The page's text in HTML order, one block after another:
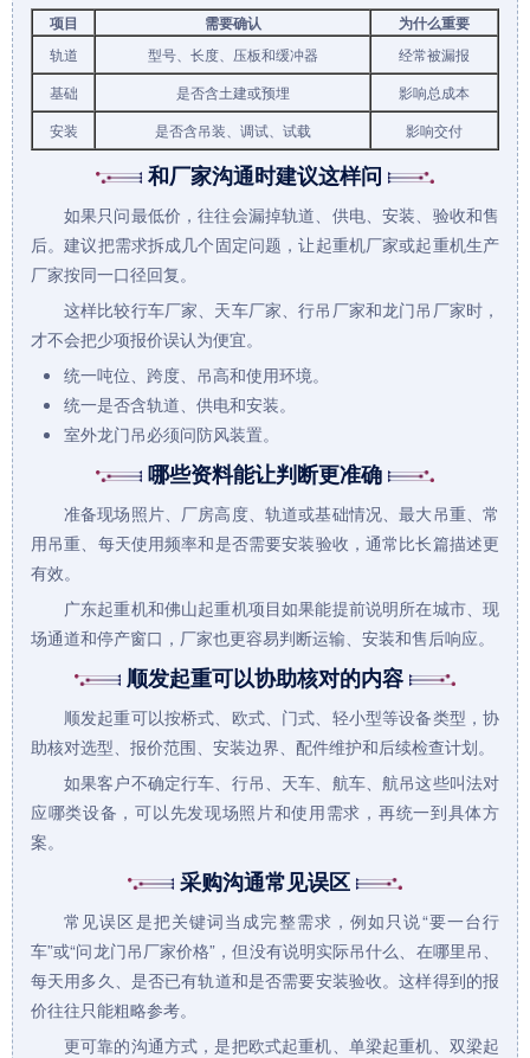
项目 需要确认 为什么重要
轨道 型号、长度、压板和缓冲器
经常被漏报
基础
是否含土建或预埋
影响总成本
安装
是否含吊装、调试、试载 影响交付
和厂家沟通时建议这样问
如果只问最低价，往往会漏掉轨道、供电、安装、验收和售
后。建议把需求拆成几个固定问题，让起重机厂家或起重机生产
厂家按同一口径回复。
这样比较行车厂家、天车厂家、行吊厂家和龙门吊厂家时，
才不会把少项报价误认为便宜。
统一吨位、跨度、吊高和使用环境。
统一是否含轨道、供电和安装。
室外龙门吊必须问防风装置。
哪些资料能让判断更准确
准备现场照片、厂房高度、轨道或基础情况、最大吊重、常
用吊重、每天使用频率和是否需要安装验收，通常比长篇描述更
有效。
广东起重机和佛山起重机项目如果能提前说明所在城市、现
场通道和停产窗口，厂家也更容易判断运输、安装和售后响应。
顺发起重可以协助核对的内容
顺发起重可以按桥式、欧式、门式、轻小型等设备类型，协
助核对选型、报价范围、安装边界、配件维护和后续检查计划。
如果客户不确定行车、行吊、天车、航车、航吊这些叫法对
应哪类设备，可以先发现场照片和使用需求，再统一到具体方
案。
采购沟通常见误区
常见误区是把关键词当成完整需求，例如只说“要一台行
车”或“问龙门吊厂家价格”，但没有说明实际吊什么、在哪里吊、
每天用多久、是否已有轨道和是否需要安装验收。这样得到的报
价往往只能粗略参考。
更可靠的沟通方式，是把欧式起重机、 单梁起重机、 双梁起